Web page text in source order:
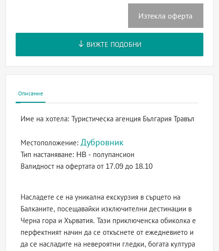
Изтекла оферта
ВИЖТЕ ПОДОБНИ
Описание
Име на хотела:Туристическа агенция България Травъл
Местоположение: Дубровник
Тип настаняване: HB - полупансион
Валидност на офертатаот 17.09 до 18.10
Насладете се на уникална екскурзия в сърцето на
Балканите, посещавайки изключителни дестинации в
Черна гора и Хърватия. Тази приключенска обиколка е
перфектният начин да се откъснете от ежедневието и
да се насладите на невероятни гледки, богата култура